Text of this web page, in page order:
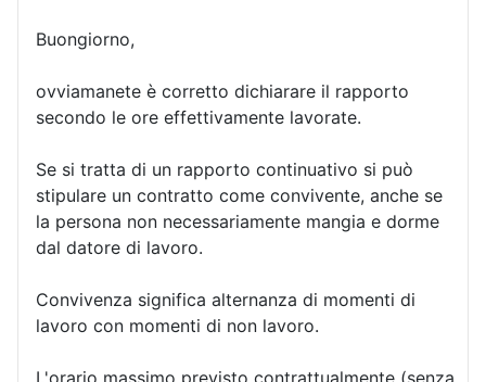
Buongiorno,
ovviamanete è corretto dichiarare il rapporto
secondo le ore effettivamente lavorate.
Se si tratta di un rapporto continuativo si può
stipulare un contratto come convivente, anche se
la persona non necessariamente mangia e dorme
dal datore di lavoro.
Convivenza significa alternanza di momenti di
lavoro con momenti di non lavoro.
L'orario massimo previsto contrattualmente (senza